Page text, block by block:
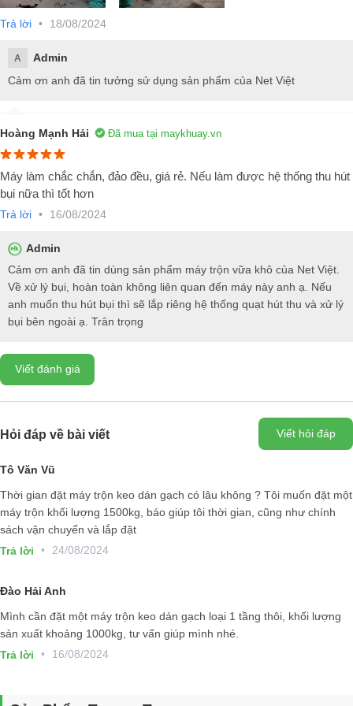
trộn để đảm bảo chất lượng sản phẩm đầu ra. Hệ thống điều khiển
bao gồm các cảm biến và bộ điều khiển cài đặt thời gian trộn và chiết
giữ cho máy ổn định và an toàn khi hoạt động.
22kw tùy vào khối lượng 1 mẻ trộn, tốc độ tốc độ trộn từ 50 - 90 - 110
vòng/phút.
Những ưu điểm khi sử dụng máy trộn keo
dán gạch, vữa khô hình thức ngang
Tiết kiệm thời gian: Sử dụngmáy trộn keo dán gạch, vữa khôgiúp
tiết kiệm thời gian và năng lượng so với việc trộn bằng máy đứng, đặc
biệt là khi cần phải trộn một lượng lớn vữa khô đòi hỏi sự mạnh mẽ,
Độ chính xác cao:
phẩm đầu ra chính xác và đồng đều tuyệt đối.
Tăng năng suất sản xuất:
Trả lời • 18/08/2024
A
Admin
Cảm ơn anh đã tin tưởng sử dụng sản phẩm của Net Việt
Hoàng Mạnh Hải Đã mua tại maykhuay.vn
Máy làm chắc chắn, đảo đều, giá rẻ. Nếu làm được hệ thống thu hút
bụi nữa thì tốt hơn
Trả lời • 16/08/2024
Admin
Cảm ơn anh đã tin dùng sản phẩm máy trộn vữa khô của Net Việt.
Về xử lý bụi, hoàn toàn không liên quan đến máy này anh ạ. Nếu
anh muốn thu hút bụi thì sẽ lắp riêng hệ thống quạt hút thu và xử lý
bụi bên ngoài ạ. Trân trọng
Viết đánh giá
Hỏi đáp về bài viết Viết hỏi đáp
Tô Văn Vũ
Thời gian đặt máy trộn keo dán gạch có lâu không ? Tôi muốn đặt một
máy trộn khối lượng 1500kg, báo giúp tôi thời gian, cũng như chính
sách vận chuyển và lắp đặt
Trả lời
• 24/08/2024
Đào Hải Anh
Mình cần đặt một máy trộn keo dán gạch loại 1 tầng thôi, khối lượng
sản xuất khoảng 1000kg, tư vấn giúp mình nhé.
Trả lời
• 16/08/2024